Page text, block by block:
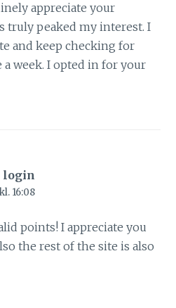
appreciate your
truly peaked my interest. I
and keep checking for
a week. I opted in for your
login
16:08
points! I appreciate you
the rest of the site is also